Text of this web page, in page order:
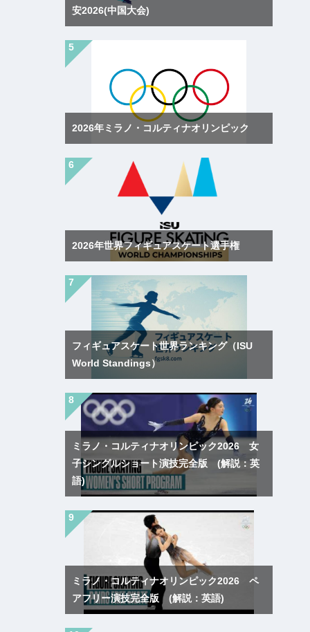
安2026(中国大会)
2026年ミラノ・コルティナオリンピック
2026年世界フィギュアスケート選手権
フィギュアスケート世界ランキング（ISU
World Standings）
ミラノ・コルティナオリンピック2026 女
子シングルショート演技完全版 (解説：英
語)
ミラノ・コルティナオリンピック2026 ペ
アフリー演技完全版 (解説：英語)